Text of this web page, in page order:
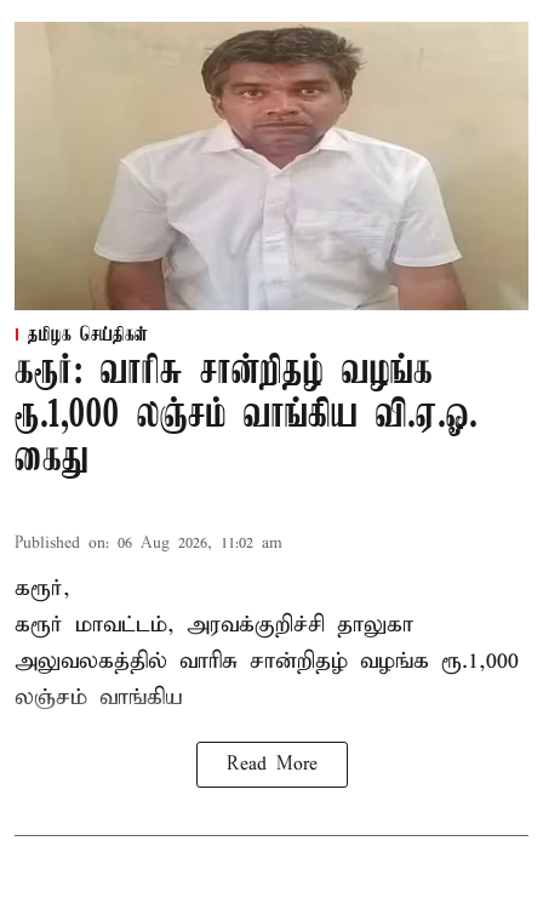
தமிழக செய்திகள்
கரூர்: வாரிசு சான்றிதழ் வழங்க
ரூ.1,000 லஞ்சம் வாங்கிய வி.ஏ.ஓ.
கைது
Published on: 06 Aug 2026, 11:02 am
கரூர்,
கரூர் மாவட்டம், அரவக்குறிச்சி தாலுகா
அலுவலகத்தில் வாரிசு சான்றிதழ் வழங்க ரூ.1,000
லஞ்சம் வாங்கிய
Read More